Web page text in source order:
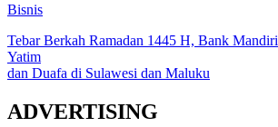
Bisnis
Tebar Berkah Ramadan 1445 H, Bank
Yatim
dan Duafa di Sulawesi dan Maluku
ADVERTISING